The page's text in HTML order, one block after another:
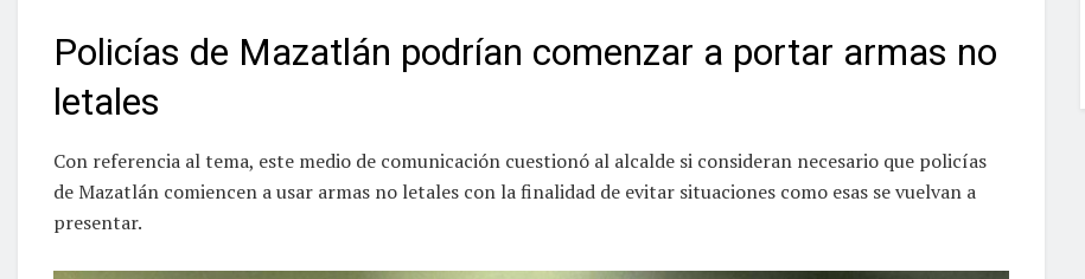
Policías de Mazatlán podrían comenzar a portar armas no
letales
Con referencia al tema, este medio de comunicación cuestionó al alcalde si consideran necesario que policías
de Mazatlán comiencen a usar armas no letales con la finalidad de evitar situaciones como esas se vuelvan a
presentar.